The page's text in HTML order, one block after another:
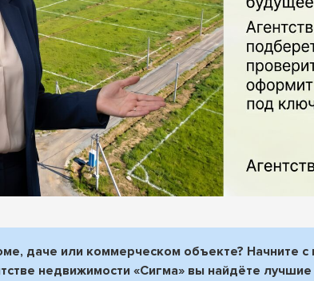
даче или коммерческом объекте? Начните с
недвижимости «Сигма» вы найдёте